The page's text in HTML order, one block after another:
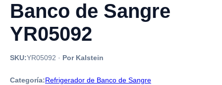
Banco de Sangre
YR05092
SKU:YR05092 · Por Kalstein
Categoría:Refrigerador de Banco de Sangre